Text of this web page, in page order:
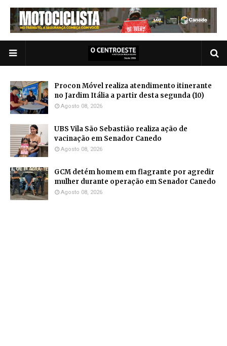
Procon Móvel realiza atendimento itinerante
no Jardim Itália a partir desta segunda (10)
Agosto 08, 2026
UBS Vila São Sebastião realiza ação de
vacinação em Senador Canedo
Agosto 08, 2026
GCM detém homem em flagrante por agredir
mulher durante operação em Senador Canedo
Agosto 08, 2026